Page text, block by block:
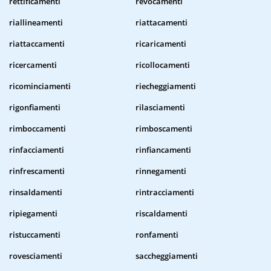
riallineamenti
riattacamenti
riattaccamenti
ricaricamenti
ricercamenti
ricollocamenti
ricominciamenti
riecheggiamenti
rigonfiamenti
rilasciamenti
rimboccamenti
rimboscamenti
rinfacciamenti
rinfiancamenti
rinfrescamenti
rinnegamenti
rinsaldamenti
rintracciamenti
ripiegamenti
riscaldamenti
ristuccamenti
ronfamenti
rovesciamenti
saccheggiamenti